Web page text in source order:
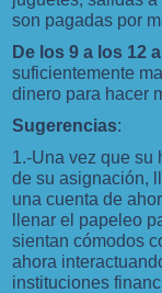
son pagadas por
De los 9 a los 12
suficientemente
dinero para hacer
Sugerencias:
1.-Una vez que su
de su asignación,
una cuenta de
llenar el papeleo
sientan cómodos
ahora
instituciones